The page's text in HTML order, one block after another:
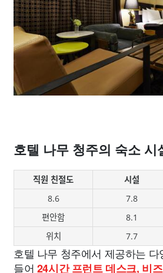
호텔 나무 청주의 숙소 시
직원 친절도 시설
8.6
7.8
편안함
8.1
위치
7.7
호텔 나무 청주에서 제공하는
들어 24시간 프런트 데스크, 비